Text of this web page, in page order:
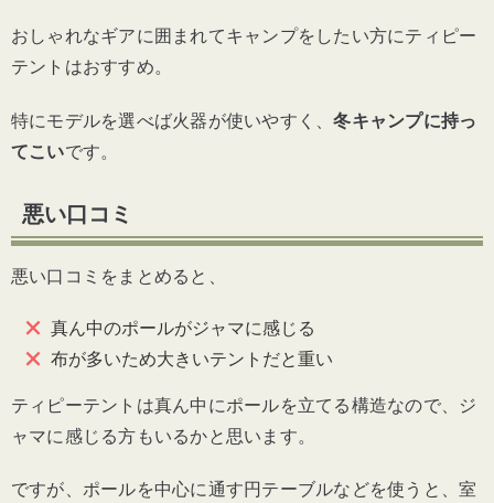
おしゃれなギアに囲まれてキャンプをしたい方にティピー
テントはおすすめ。
特にモデルを選べば火器が使いやすく、冬キャンプに持っ
てこいです。
悪い口コミ
悪い口コミをまとめると、
真ん中のポールがジャマに感じる
布が多いため大きいテントだと重い
ティピーテントは真ん中にポールを立てる構造なので、ジ
ャマに感じる方もいるかと思います。
ですが、ポールを中心に通す円テーブルなどを使うと、室